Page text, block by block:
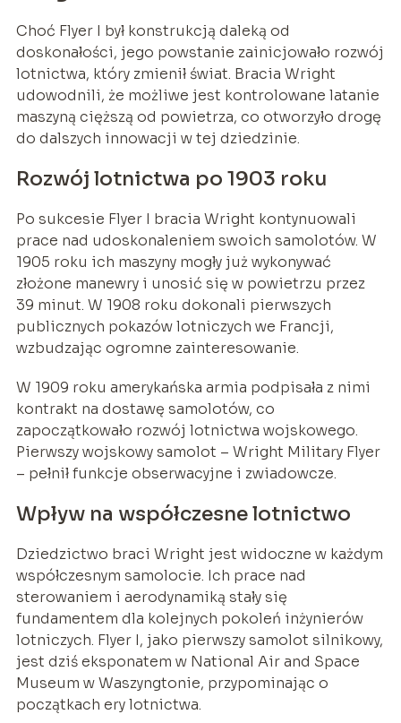
Choć Flyer I był konstrukcją daleką od
doskonałości, jego powstanie zainicjowało rozwój
lotnictwa, który zmienił świat. Bracia Wright
udowodnili, że możliwe jest kontrolowane latanie
maszyną cięższą od powietrza, co otworzyło drogę
do dalszych innowacji w tej dziedzinie.
Rozwój lotnictwa po 1903 roku
Po sukcesie Flyer I bracia Wright kontynuowali
prace nad udoskonaleniem swoich samolotów. W
1905 roku ich maszyny mogły już wykonywać
złożone manewry i unosić się w powietrzu przez
39 minut. W 1908 roku dokonali pierwszych
publicznych pokazów lotniczych we Francji,
wzbudzając ogromne zainteresowanie.
W 1909 roku amerykańska armia podpisała z nimi
kontrakt na dostawę samolotów, co
zapoczątkowało rozwój lotnictwa wojskowego.
Pierwszy wojskowy samolot – Wright Military Flyer
– pełnił funkcje obserwacyjne i zwiadowcze.
Wpływ na współczesne lotnictwo
Dziedzictwo braci Wright jest widoczne w każdym
współczesnym samolocie. Ich prace nad
sterowaniem i aerodynamiką stały się
fundamentem dla kolejnych pokoleń inżynierów
lotniczych. Flyer I, jako pierwszy samolot silnikowy,
jest dziś eksponatem w National Air and Space
Museum w Waszyngtonie, przypominając o
początkach ery lotnictwa.